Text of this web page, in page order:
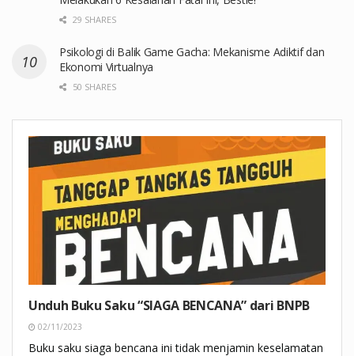
29 SHARES
Psikologi di Balik Game Gacha: Mekanisme Adiktif dan
Ekonomi Virtualnya
50 SHARES
Unduh Buku Saku “SIAGA BENCANA” dari BNPB
02/11/2023
Buku saku siaga bencana ini tidak menjamin keselamatan